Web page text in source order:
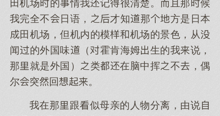
田机场的情我记很清楚。且那候
我完全不日语，才知那方是日本
田机场，但机内的模机场的景色，从
闻的外国味（霍肯海姆生的我说，
那就是外国）类在脑中挥不，偶
尔突回。
我在那跟似母亲的人物分离，由说